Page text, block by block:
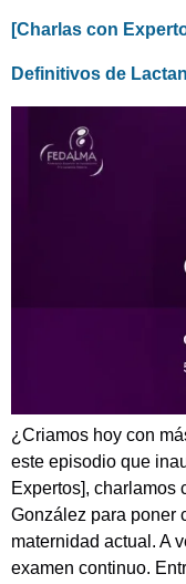
[Charlas con
Definitivos de
¿Criamos hoy con
este episodio que
Expertos], charlamos
González para poner
maternidad actual. A
examen continuo.